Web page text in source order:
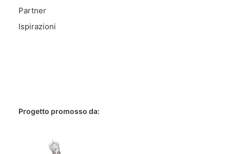
Partner
Ispirazioni
Progetto promosso da: